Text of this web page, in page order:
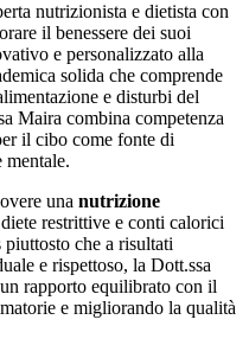
nutrizionista e dietista con
il benessere dei suoi
e personalizzato alla
solida che comprende
e disturbi del
Maira combina competenza
il cibo come fonte di
mentale.
una nutrizione
restrittive e conti calorici
piuttosto che a risultati
e rispettoso, la Dott.ssa
rapporto equilibrato con il
e migliorando la qualità